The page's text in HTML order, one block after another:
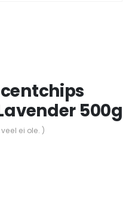
500g
ei ole. )